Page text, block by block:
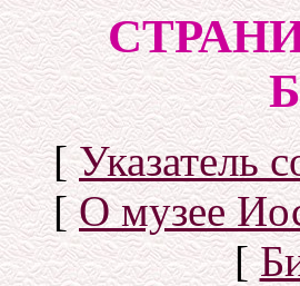
[Указатель
[О музее
[